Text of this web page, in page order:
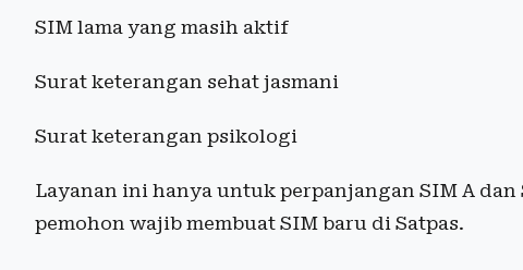
SIM lama yang masih aktif
Surat keterangan sehat jasmani
Surat keterangan psikologi
Layanan ini hanya untuk perpanjangan SIM A dan
pemohon wajib membuat SIM baru di Satpas.